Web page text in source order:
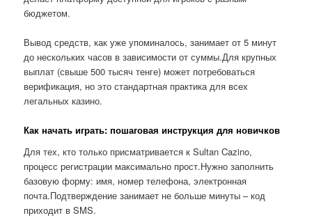
бюджетом.
Вывод средств, как уже упоминалось, занимает от 5 минут
до нескольких часов в зависимости от суммы.Для крупных
выплат (свыше 500 тысяч тенге) может потребоваться
верификация, но это стандартная практика для всех
легальных казино.
Как начать играть: пошаговая инструкция для новичков
Для тех, кто только присматривается к Sultan Cazino,
процесс регистрации максимально прост.Нужно заполнить
базовую форму: имя, номер телефона, электронная
почта.Подтверждение занимает не больше минуты – код
приходит в SMS.